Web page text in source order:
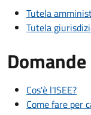
Tutela
Tutela
Cos'è l'ISEE?
Come fare per